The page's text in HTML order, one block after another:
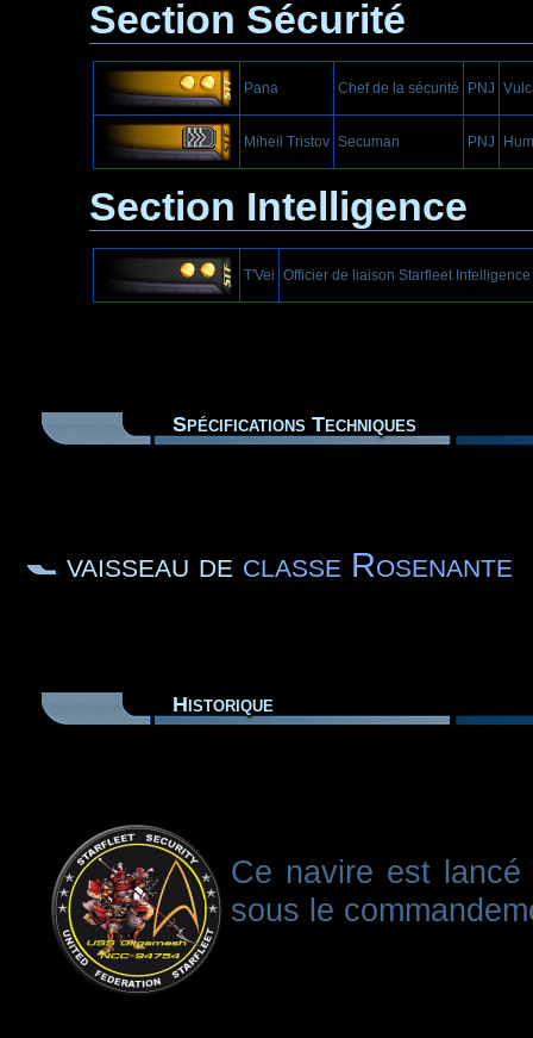
Section Sécurité
Pana Chef de la sécurité PNJ
Miheil Tristov Secuman PNJ
Section Intelligence
T'Vei Officier de liaison Starfleet Intelligence
Spécifications Techniques
vaisseau de classe Rosenante
Historique
Ce navire est
sous le